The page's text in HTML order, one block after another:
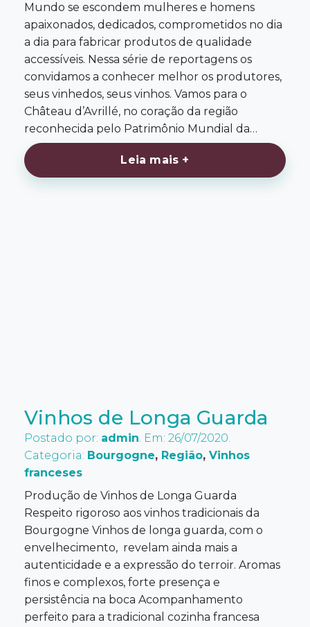
Mundo se escondem mulheres e homens
apaixonados, dedicados, comprometidos no dia
a dia para fabricar produtos de qualidade
accessíveis. Nessa série de reportagens os
convidamos a conhecer melhor os produtores,
seus vinhedos, seus vinhos. Vamos para o
Château d’Avrillé, no coração da região
reconhecida pelo Patrimônio Mundial da…
Leia mais +
Vinhos de Longa Guarda
Postado por: admin. Em: 26/07/2020.
Categoria: Bourgogne, Região, Vinhos
franceses
Produção de Vinhos de Longa Guarda
Respeito rigoroso aos vinhos tradicionais da
Bourgogne Vinhos de longa guarda, com o
envelhecimento, revelam ainda mais a
autenticidade e a expressão do terroir. Aromas
finos e complexos, forte presença e
persistência na boca Acompanhamento
perfeito para a tradicional cozinha francesa